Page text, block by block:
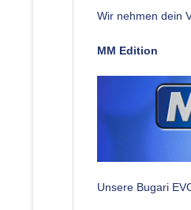
Wir nehmen dein
MM Edition
Unsere Bugari